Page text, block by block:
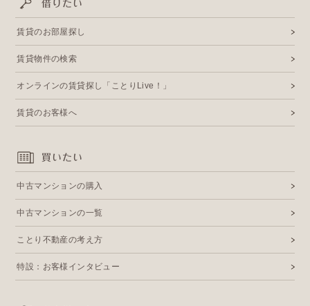
借りたい
賃貸のお部屋探し
賃貸物件の検索
オンラインの賃貸探し「ことりLive！」
賃貸のお客様へ
買いたい
中古マンションの購入
中古マンションの一覧
ことり不動産の考え方
特設：お客様インタビュー